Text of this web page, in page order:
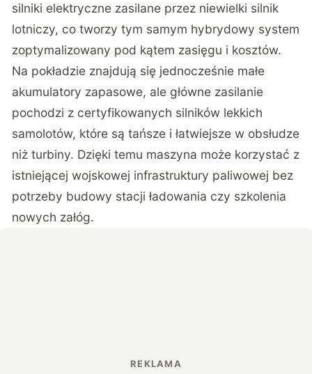
silniki elektryczne zasilane przez niewielki silnik
lotniczy, co tworzy tym samym hybrydowy system
zoptymalizowany pod kątem zasięgu i kosztów.
Na pokładzie znajdują się jednocześnie małe
akumulatory zapasowe, ale główne zasilanie
pochodzi z certyfikowanych silników lekkich
samolotów, które są tańsze i łatwiejsze w obsłudze
niż turbiny. Dzięki temu maszyna może korzystać z
istniejącej wojskowej infrastruktury paliwowej bez
potrzeby budowy stacji ładowania czy szkolenia
nowych załóg.